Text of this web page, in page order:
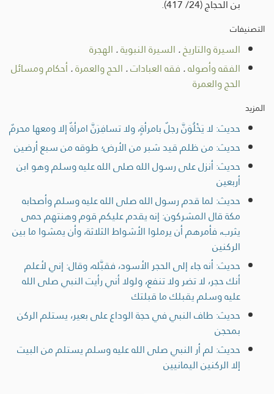
بن الحجاج (24/ 417).
التصنيفات
السيرة والتاريخ. السيرة النبوية. الهجرة
الفقه وأصوله. فقه العبادات. الحج والعمرة. أحكام ومسائل
الحج والعمرة
المزيد
حديث: لا يَخْلُوَنَّ رجلٌ بامرأةٍ، ولا تسافِرَنَّ امرأةٌ إلا ومعها محرمٌ
حديث: من ظلم قيد شبر من الأرض؛ طوقه من سبع أرضين
حديث: أنزل على رسول الله صلى الله عليه وسلم وهو ابن
أربعين
حديث: لما قدم رسول الله صلى الله عليه وسلم وأصحابه
مكة قال المشركون: إنه يقدم عليكم قوم وهنتهم حمى
يثرب، فأمرهم أن يرملوا الأشواط الثلاثة، وأن يمشوا ما بين
الركنين
حديث: أنه جاء إلى الحجر الأسود، فقبَّله، وقال: إني لأعلم
أنك حجر، لا تضر ولا تنفع، ولولا أني رأيت النبي صلى الله
عليه وسلم يقبلك ما قبلتك
حديث: طاف النبي في حجة الوداع على بعير، يستلم الركن
بمحجن
حديث: لم أر النبي صلى الله عليه وسلم يستلم من البيت
إلا الركنين اليمانيين